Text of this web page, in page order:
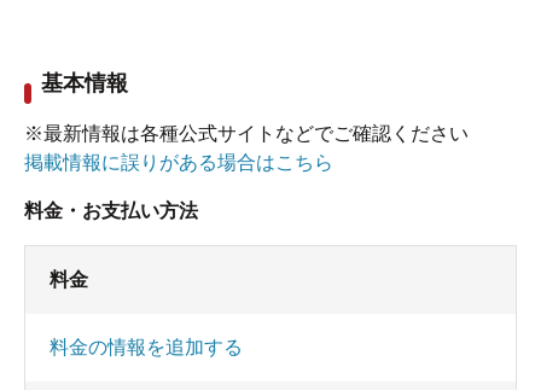
基本情報
※最新情報は各種公式サイトなどでご確認ください
掲載情報に誤りがある場合はこちら
料金・お支払い方法
料金
料金の情報を追加する